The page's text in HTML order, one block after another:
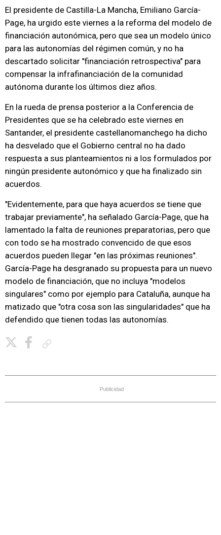
El presidente de Castilla-La Mancha, Emiliano García-
Page, ha urgido este viernes a la reforma del modelo de
financiación autonómica, pero que sea un modelo único
para las autonomías del régimen común, y no ha
descartado solicitar "financiación retrospectiva" para
compensar la infrafinanciación de la comunidad
autónoma durante los últimos diez años.
En la rueda de prensa posterior a la Conferencia de
Presidentes que se ha celebrado este viernes en
Santander, el presidente castellanomanchego ha dicho
ha desvelado que el Gobierno central no ha dado
respuesta a sus planteamientos ni a los formulados por
ningún presidente autonómico y que ha finalizado sin
acuerdos.
"Evidentemente, para que haya acuerdos se tiene que
trabajar previamente", ha señalado García-Page, que ha
lamentado la falta de reuniones preparatorias, pero que
con todo se ha mostrado convencido de que esos
acuerdos pueden llegar "en las próximas reuniones".
García-Page ha desgranado su propuesta para un nuevo
modelo de financiación, que no incluya "modelos
singulares" como por ejemplo para Cataluña, aunque ha
matizado que "otra cosa son las singularidades" que ha
defendido que tienen todas las autonomías.
Publicidad